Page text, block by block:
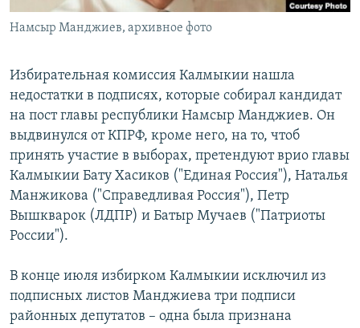
Намсыр Манджиев, архивное фото
Избирательная комиссия Калмыкии нашла
недостатки в подписях, которые собирал кандидат
на пост главы республики Намсыр Манджиев. Он
выдвинулся от КПРФ, кроме него, на то, чтоб
принять участие в выборах, претендуют врио главы
Калмыкии Бату Хасиков ("Единая Россия"), Наталья
Манжикова ("Справедливая Россия"), Петр
Вышкварок (ЛДПР) и Батыр Мучаев ("Патриоты
России").
В конце июля избирком Калмыкии исключил из
подписных листов Манджиева три подписи
районных депутатов – одна была признана